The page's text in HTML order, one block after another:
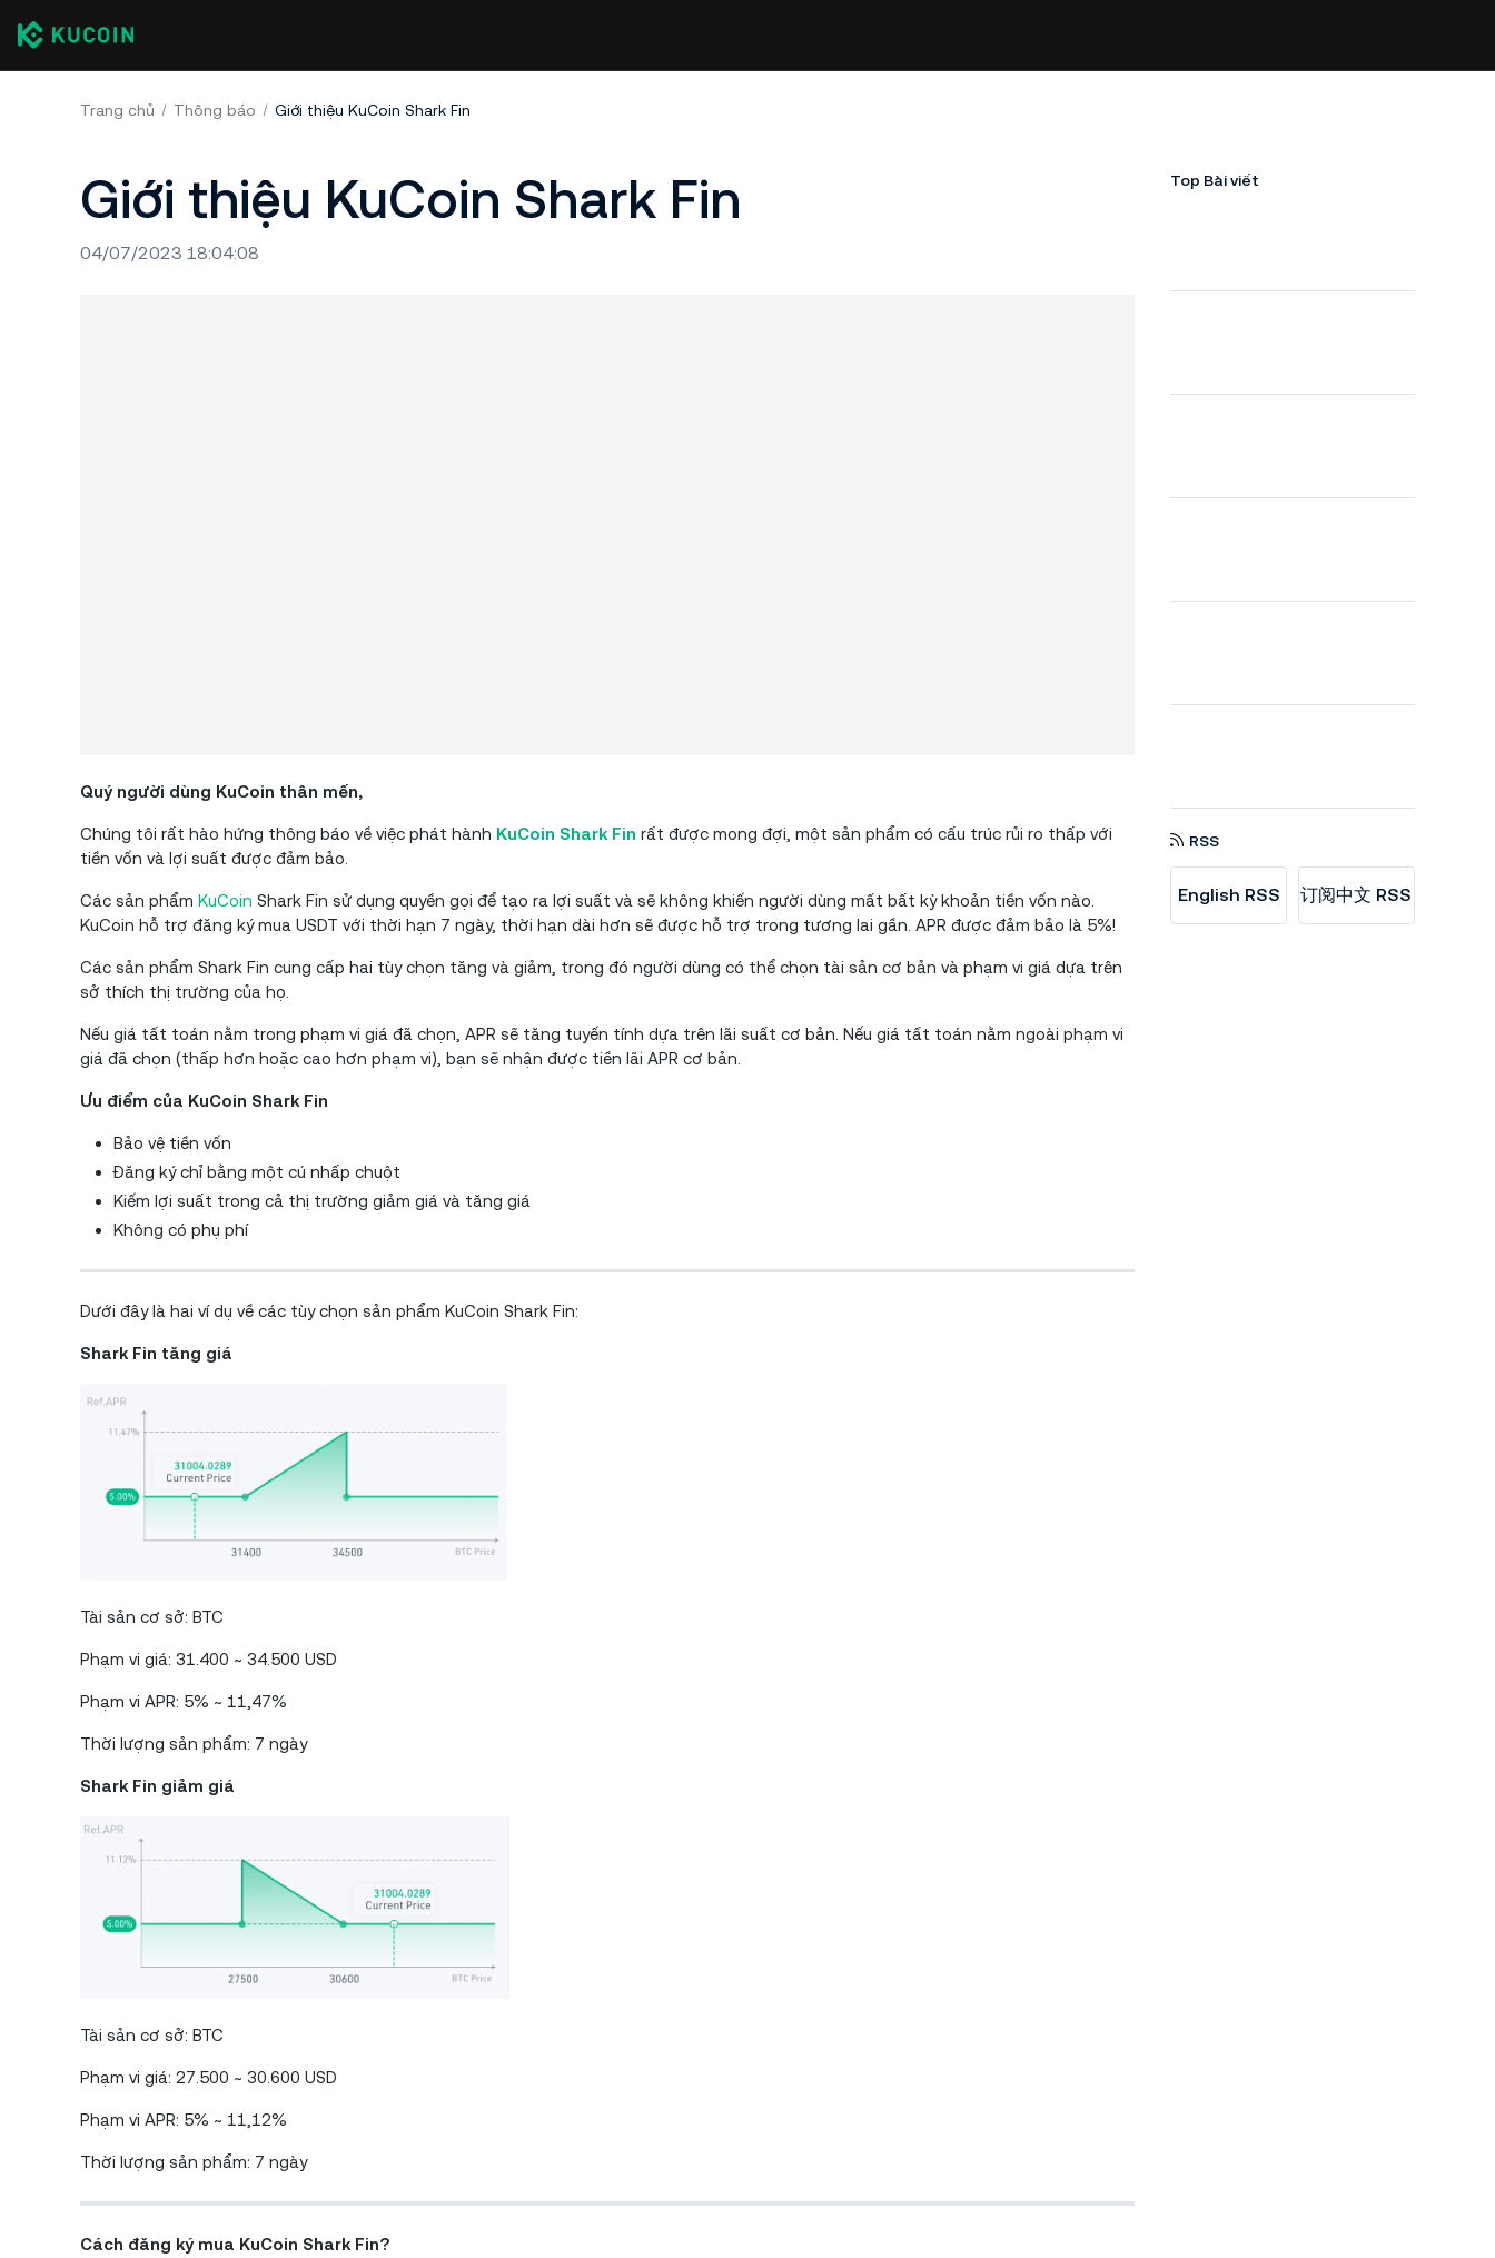
Trang chủ Thông báo Giới thiệu KuCoin Shark Fin
Giới thiệu KuCoin Shark Fin
04/07/2023 18:04:08
Quý người dùng KuCoin thân mến,
Chúng tôi rất hào hứng thông báo về việc phát hành KuCoin Shark Fin rất được mong đợi, một sản phẩm có cấu trúc rủi ro thấp với
tiền vốn và lợi suất được đảm bảo.
Các sản phẩm KuCoin Shark Fin sử dụng quyền gọi để tạo ra lợi suất và sẽ không khiến người dùng mất bất kỳ khoản tiền vốn nào.
KuCoin hỗ trợ đăng ký mua USDT với thời hạn 7 ngày, thời hạn dài hơn sẽ được hỗ trợ trong tương lai gần. APR được đảm bảo là 5%!
Các sản phẩm Shark Fin cung cấp hai tùy chọn tăng và giảm, trong đó người dùng có thể chọn tài sản cơ bản và phạm vi giá dựa trên
sở thích thị trường của họ.
Nếu giá tất toán nằm trong phạm vi giá đã chọn, APR sẽ tăng tuyến tính dựa trên lãi suất cơ bản. Nếu giá tất toán nằm ngoài phạm vi
giá đã chọn (thấp hơn hoặc cao hơn phạm vi), bạn sẽ nhận được tiền lãi APR cơ bản.
Ưu điểm của KuCoin Shark Fin
Bảo vệ tiền vốn
Đăng ký chỉ bằng một cú nhấp chuột
Kiếm lợi suất trong cả thị trường giảm giá và tăng giá
Không có phụ phí
Dưới đây là hai ví dụ về các tùy chọn sản phẩm KuCoin Shark Fin:
Shark Fin tăng giá
Tài sản cơ sở: BTC
Phạm vi giá: 31.400 ~ 34.500 USD
Phạm vi APR: 5% ~ 11,47%
Thời lượng sản phẩm: 7 ngày
Shark Fin giảm giá
Tài sản cơ sở: BTC
Phạm vi giá: 27.500 ~ 30.600 USD
Phạm vi APR: 5% ~ 11,12%
Thời lượng sản phẩm: 7 ngày
Cách đăng ký mua KuCoin Shark Fin?
Top Bài viết
RSS
English RSS 订阅中文 RSS